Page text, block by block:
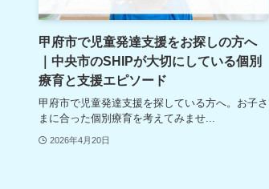
甲府市で児童発達支援をお探しの方へ
｜中央市のSHIPが大切にしている個別
療育と支援エピソード
甲府市で児童発達支援を探している方へ。お子さ
まに合った個別療育を考えてみませ...
2026年4月20日